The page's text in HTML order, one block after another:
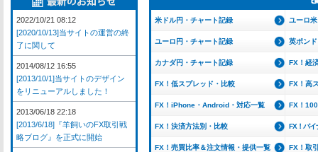
米ドル円・チャート記録 ユーロ
ユーロ円・チャート記録 英ポン
カナダ円・チャート記録 FX！経
FX！低スプレッド・比較 FX！高
FX！iPhone・Android・対応一覧 FX！
FX！決済方法別・比較 FX！バイ
FX！売買比率＆注文情報・提供一覧 FX！取
2022/10/21 08:12
[2020/10/13]当サイトの運営の終
了に関して
2014/08/12 16:55
[2013/10/1]当サイトのデザイン
をリニューアルしました！
2013/06/18 22:18
[2013/6/18]『羊飼いのFX取引戦
略ブログ』を正式に開始